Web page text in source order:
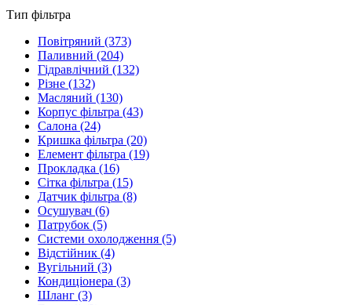
Тип фільтра
Повітряний (373)
Паливний (204)
Гідравлічний (132)
Різне (132)
Масляний (130)
Корпус фільтра (43)
Салона (24)
Кришка фільтра (20)
Елемент фільтра (19)
Прокладка (16)
Сітка фільтра (15)
Датчик фільтра (8)
Осушувач (6)
Патрубок (5)
Системи охолодження (5)
Відстійник (4)
Вугільний (3)
Кондиціонера (3)
Шланг (3)